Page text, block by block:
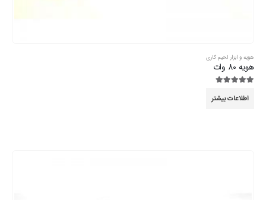
هویه و ابزار لحیم کاری
هویه 80 وات
اطلاعات بیشتر